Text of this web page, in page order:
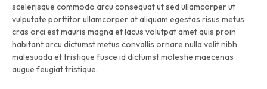
scelerisque commodo arcu consequat ut sed ullamcorper ut
vulputate porttitor ullamcorper at aliquam egestas risus metus
cras orci est mauris magna et lacus volutpat amet quis proin
habitant arcu dictumst metus convallis ornare nulla velit nibh
malesuada et tristique fusce id dictumst molestie maecenas
augue feugiat tristique.